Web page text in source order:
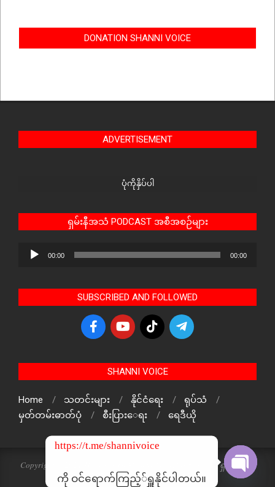
DONATION SHANNI VOICE
ADVERTISEMENT
ပုံကိုနှိပ်ပါ
ရှမ်းနီအသံ PODCAST အစီအစဉ်များ
Audio
00:00 00:00
SUBSCRIBED AND FOLLOWED
SHANNI VOICE
Home သတင်းများ နိုင်ငံရေး
ရုပ်သံ
မှတ်တမ်းဓာတ်ပုံ
စီးပြားေရး ရေဒီယို
Copyright © 2024 The Voice Of ShanNi All rights reserved. ရှမ်းနီအသံ
သတင်းဌာန၏ မူပိုင်ဖြစ်ပါသည်
https://t.me/shannivoice
ကို ဝင်ရောက်ကြည့််ရှူနိုင်ပါတယ်။